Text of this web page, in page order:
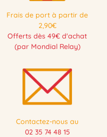
Frais de port à partir de
2,90€
Offerts dès 49€ d'achat
(par Mondial Relay)
Contactez-nous au
02 35 74 48 15